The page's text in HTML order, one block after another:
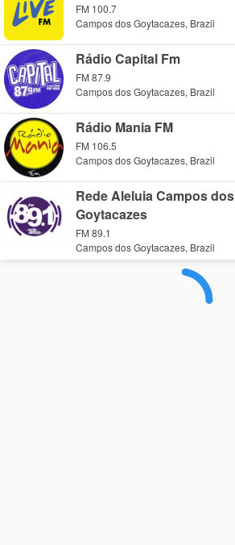
FM 100.7
Campos dos Goytacazes, Brazil
Rádio Capital Fm
FM 87.9
Campos dos Goytacazes, Brazil
Rádio Mania FM
FM 106.5
Campos dos Goytacazes, Brazil
Rede Aleluia Campos dos
Goytacazes
FM 89.1
Campos dos Goytacazes, Brazil